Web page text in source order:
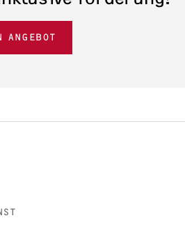
mehr als 30 Jahren Lüftungstechnik,
vorantreiben!
ANGEBOT